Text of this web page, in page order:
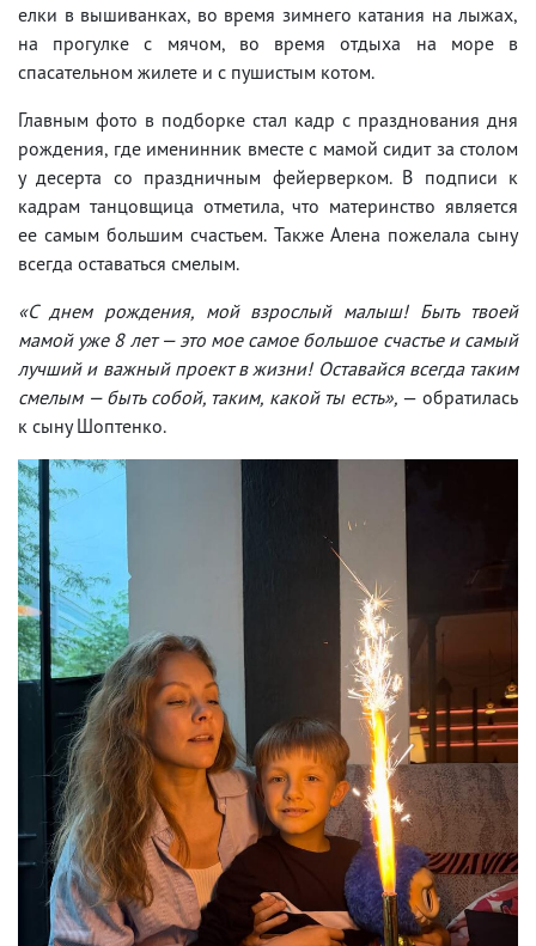
елки в вышиванках, во время зимнего катания на лыжах,
на прогулке с мячом, во время отдыха на море в
спасательном жилете и с пушистым котом.
Главным фото в подборке стал кадр с празднования дня
рождения, где именинник вместе с мамой сидит за столом
у десерта со праздничным фейерверком. В подписи к
кадрам танцовщица отметила, что материнство является
ее самым большим счастьем. Также Алена пожелала сыну
всегда оставаться смелым.
«С днем рождения, мой взрослый малыш! Быть твоей
мамой уже 8 лет — это мое самое большое счастье и самый
лучший и важный проект в жизни! Оставайся всегда таким
смелым — быть собой, таким, какой ты есть», — обратилась
к сыну Шоптенко.